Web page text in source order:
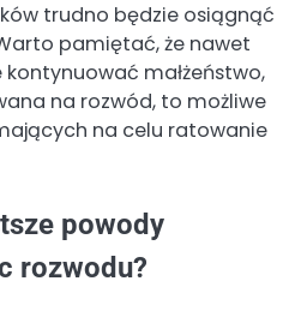
trudno będzie osiągnąć
pamiętać, że nawet
małżeństwo,
na rozwód, to możliwe
na celu ratowanie
powody
rozwodu?